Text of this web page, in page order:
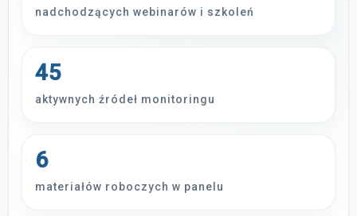
nadchodzących webinarów i szkoleń
45
aktywnych źródeł monitoringu
6
materiałów roboczych w panelu